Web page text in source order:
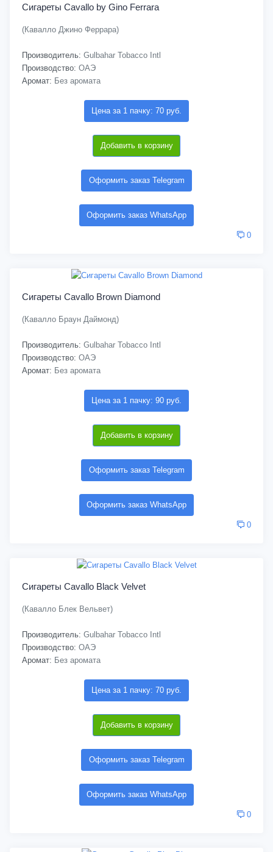
Сигареты Cavallo by Gino Ferrara
(Кавалло Джино Феррара)
Производитель: Gulbahar Tobacco Intl
Производство: ОАЭ
Аромат: Без аромата
Цена за 1 пачку: 70 руб.
Добавить в корзину
Оформить заказ Telegram
Оформить заказ WhatsApp
0
Сигареты Cavallo Brown Diamond
(Кавалло Браун Даймонд)
Производитель: Gulbahar Tobacco Intl
Производство: ОАЭ
Аромат: Без аромата
Цена за 1 пачку: 90 руб.
Добавить в корзину
Оформить заказ Telegram
Оформить заказ WhatsApp
0
Сигареты Cavallo Black Velvet
(Кавалло Блек Вельвет)
Производитель: Gulbahar Tobacco Intl
Производство: ОАЭ
Аромат: Без аромата
Цена за 1 пачку: 70 руб.
Добавить в корзину
Оформить заказ Telegram
Оформить заказ WhatsApp
0